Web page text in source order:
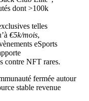
dont >100k
telles
€5k/mois,
eSports
contre NFT rares.
fermée autour
stable revenue